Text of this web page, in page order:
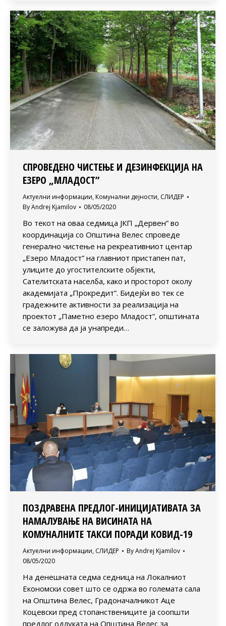
СПРОВЕДЕНО ЧИСТЕЊЕ И ДЕЗИНФЕКЦИЈА НА
ЕЗЕРО „МЛАДОСТ”
Актуелни информации, Комунални дејности, СЛИДЕР
ByAndrej Kjamilov 08/05/2020
Во текот на оваа седмица ЈКП „Дервен” во
координација со Општина Велес спроведе
генерално чистење на рекреативниот центар
„Езеро Младост” на главниот пристапен пат,
улиците до угостителските објекти,
Сателитската населба, како и просторот околу
академијата „Прокредит”. Бидејќи во тек се
градежните активности за реализација на
проектот „Паметно езеро Младост”, општината
се заложува да ја унапреди…
ПОЗДРАВЕНА ПРЕДЛОГ-ИНИЦИЈАТИВАТА ЗА
НАМАЛУВАЊЕ НА ВИСИНАТА НА
КОМУНАЛНИТЕ ТАКСИ ПОРАДИ КОВИД-19
Актуелни информации, СЛИДЕР ByAndrej Kjamilov
08/05/2020
На денешната седма седница на Локалниот
Економски совет што се одржа во големата сала
на Општина Велес, Градоначалникот Аце
Коцевски пред стопанствениците ја соопшти
предлог одлуката на Општина Велес за